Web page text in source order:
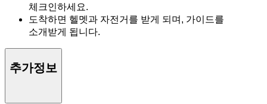
체크인하세요.
도착하면 헬멧과 자전거를 받게 되며, 가이드를
소개받게 됩니다.
추가정보